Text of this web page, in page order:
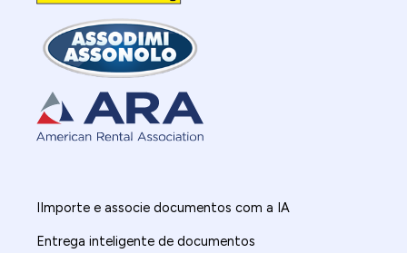
IImporte e associe documentos com a IA
Entrega inteligente de documentos